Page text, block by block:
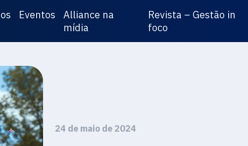
Eventos
Alliance na
mídia
Revista – Gestão in
foco
24 de maio de 2024